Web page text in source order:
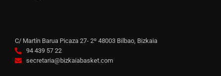
C/ Martín Barua Picaza 27- 2º 48003 Bilbao, Bizkaia
94 439 57 22
secretaria@bizkaiabasket.com